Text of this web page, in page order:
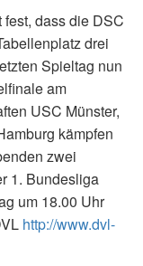
dass die DSC
drei
Spieltag nun
am
USC Münster,
kämpfen
zwei
1. Bundesliga
um 18.00 Uhr
http://www.dvl-